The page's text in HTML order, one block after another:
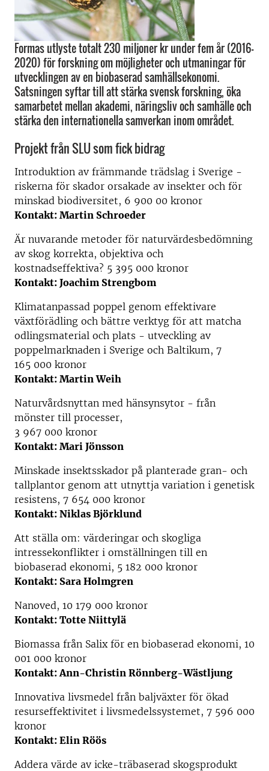
Formas utlyste totalt 230 miljoner kr under fem år (2016-
2020) för forskning om möjligheter och utmaningar för
utvecklingen av en biobaserad samhällsekonomi.
Satsningen syftar till att stärka svensk forskning, öka
samarbetet mellan akademi, näringsliv och samhälle och
stärka den internationella samverkan inom området.
Projekt från SLU som fick bidrag
Introduktion av främmande trädslag i Sverige -
riskerna för skador orsakade av insekter och för
minskad biodiversitet, 6 900 00 kronor
Kontakt: Martin Schroeder
Är nuvarande metoder för naturvärdesbedömning
av skog korrekta, objektiva och
kostnadseffektiva? 5 395 000 kronor
Kontakt: Joachim Strengbom
Klimatanpassad poppel genom effektivare
växtförädling och bättre verktyg för att matcha
odlingsmaterial och plats - utveckling av
poppelmarknaden i Sverige och Baltikum, 7
165 000 kronor
Kontakt: Martin Weih
Naturvårdsnyttan med hänsynsytor - från
mönster till processer,
3 967 000 kronor
Kontakt: Mari Jönsson
Minskade insektsskador på planterade gran- och
tallplantor genom att utnyttja variation i genetisk
resistens, 7 654 000 kronor
Kontakt: Niklas Björklund
Att ställa om: värderingar och skogliga
intressekonflikter i omställningen till en
biobaserad ekonomi, 5 182 000 kronor
Kontakt: Sara Holmgren
Nanoved, 10 179 000 kronor
Kontakt: Totte Niittylä
Biomassa från Salix för en biobaserad ekonomi, 10
001 000 kronor
Kontakt: Ann-Christin Rönnberg-Wästljung
Innovativa livsmedel från baljväxter för ökad
resurseffektivitet i livsmedelssystemet, 7 596 000
kronor
Kontakt: Elin Röös
Addera värde av icke-träbaserad skogsprodukt